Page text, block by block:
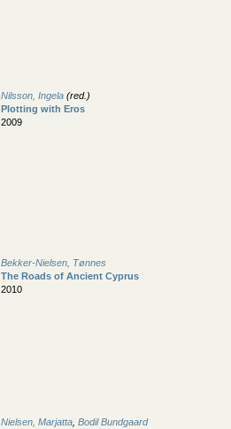
Nilsson, Ingela (red.)
Plotting with Eros
2009
Bekker-Nielsen, Tønnes
The Roads of Ancient Cyprus
2010
Nielsen, Marjatta Bodil Bundgaard